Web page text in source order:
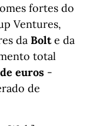
fortes do
Ventures,
da Bolte da
total
euros -
de